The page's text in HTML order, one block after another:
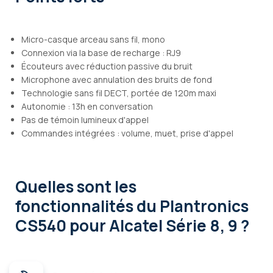
Micro-casque arceau sans fil, mono
Connexion via la base de recharge : RJ9
Écouteurs avec réduction passive du bruit
Microphone avec annulation des bruits de fond
Technologie sans fil DECT, portée de 120m maxi
Autonomie : 13h en conversation
Pas de témoin lumineux d'appel
Commandes intégrées : volume, muet, prise d'appel
Quelles sont les
fonctionnalitésdu Plantronics
CS540 pour Alcatel Série 8, 9 ?